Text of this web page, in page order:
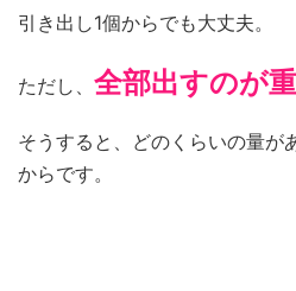
引き出し1個からでも大丈夫。
ただし、 全部出すのが
そうすると、どのくらいの量が
からです。